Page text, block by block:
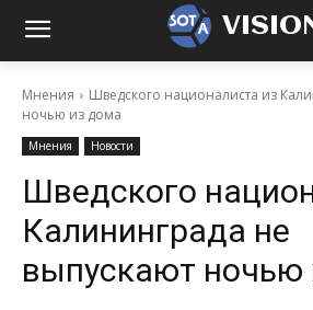
Мнения
Шведского националиста из
ночью из дома
Мнения Новости
Шведского
Калининграда не
выпускают ночью